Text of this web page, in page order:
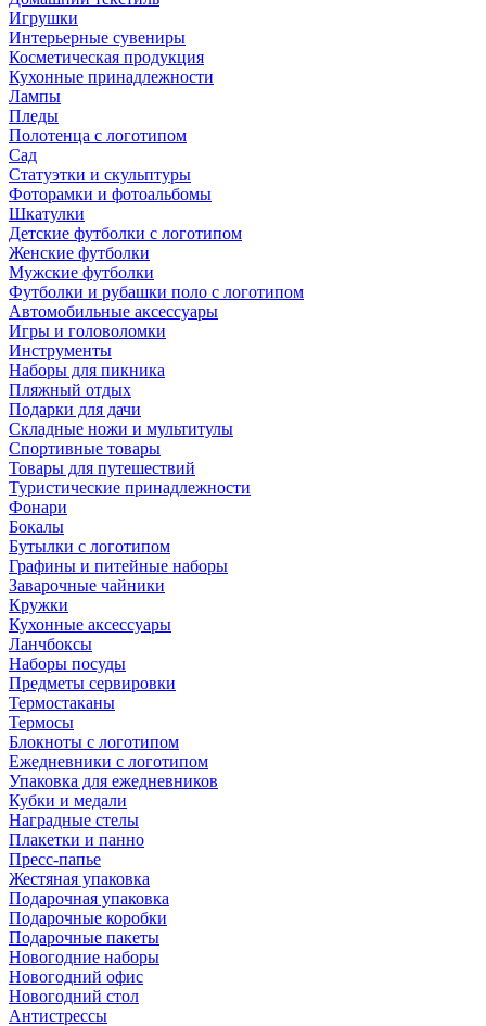
Игрушки
Интерьерные сувениры
Косметическая продукция
Кухонные принадлежности
Лампы
Пледы
Полотенца с логотипом
Сад
Статуэтки и скульптуры
Фоторамки и фотоальбомы
Шкатулки
Детские футболки с логотипом
Женские футболки
Мужские футболки
Футболки и рубашки поло с логотипом
Автомобильные аксессуары
Игры и головоломки
Инструменты
Наборы для пикника
Пляжный отдых
Подарки для дачи
Складные ножи и мультитулы
Спортивные товары
Товары для путешествий
Туристические принадлежности
Фонари
Бокалы
Бутылки с логотипом
Графины и питейные наборы
Заварочные чайники
Кружки
Кухонные аксессуары
Ланчбоксы
Наборы посуды
Предметы сервировки
Термостаканы
Термосы
Блокноты с логотипом
Ежедневники с логотипом
Упаковка для ежедневников
Кубки и медали
Наградные стелы
Плакетки и панно
Пресс-папье
Жестяная упаковка
Подарочная упаковка
Подарочные коробки
Подарочные пакеты
Новогодние наборы
Новогодний офис
Новогодний стол
Антистрессы